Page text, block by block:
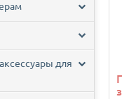
для